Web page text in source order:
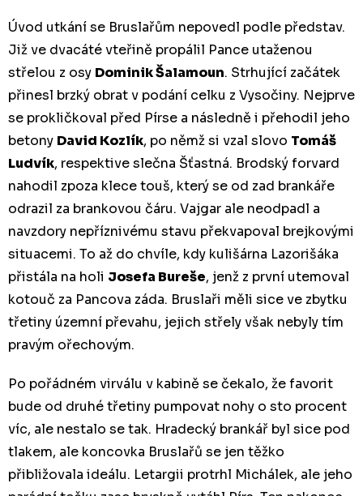
Úvod utkání se Bruslařům nepovedl podle představ.
Již ve dvacáté vteřině propálil Pance utaženou
střelou z osy Dominik Šalamoun. Strhující začátek
přinesl brzký obrat v podání celku z Vysočiny. Nejprve
se prokličkoval před Pírse a následně i přehodil jeho
betony David Kozlík, po němž si vzal slovo Tomáš
Ludvík, respektive slečna Šťastná. Brodský forvard
nahodil zpoza klece touš, který se od zad brankáře
odrazil za brankovou čáru. Vajgar ale neodpadl a
navzdory nepříznivému stavu překvapoval brejkovými
situacemi. To až do chvíle, kdy kulišárna Lazorišáka
přistála na holi Josefa Bureše, jenž z první utemoval
kotouč za Pancova záda. Bruslaři měli sice ve zbytku
třetiny územní převahu, jejich střely však nebyly tím
pravým ořechovým.
Po pořádném virválu v kabině se čekalo, že favorit
bude od druhé třetiny pumpovat nohy o sto procent
víc, ale nestalo se tak. Hradecký brankář byl sice pod
tlakem, ale koncovka Bruslařů se jen těžko
přibližovala ideálu. Letargii protrhl Michálek, ale jeho